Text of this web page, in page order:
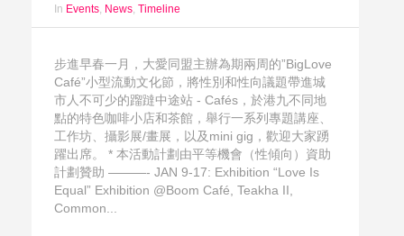
In Events News Timeline
步進早春一月，大愛同盟主辦為期兩周的”BigLove
Café”小型流動文化節，將性別和性向議題帶進城
市人不可少的蹓躂中途站 - Cafés，於港九不同地
點的特色咖啡小店和茶館，舉行一系列專題講座、
工作坊、攝影展/畫展，以及mini gig，歡迎大家踴
躍出席。 * 本活動計劃由平等機會（性傾向）資助
計劃贊助 ———- JAN 9-17: Exhibition “Love Is
Equal” Exhibition @Boom Café, Teakha II,
Common...